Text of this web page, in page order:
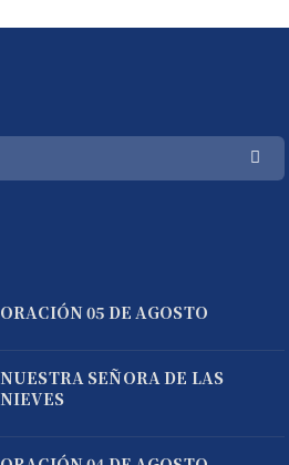
ORACIÓN 05 DE AGOSTO
NUESTRA SEÑORA DE LAS
NIEVES